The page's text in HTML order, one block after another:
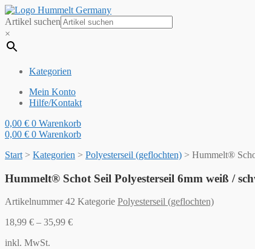
Artikel suchen
×
Kategorien
Mein Konto
Hilfe/Kontakt
0,00 € 0 Warenkorb
0,00 € 0 Warenkorb
Start > Kategorien > Polyesterseil (geflochten) > Hummelt®
Hummelt® Schot Seil Polyesterseil 6mm weiß /
Artikelnummer42 Kategorie Polyesterseil (geflochten)
18,99 € – 35,99 €
inkl. MwSt.